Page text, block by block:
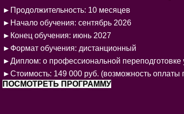
► Продолжительность: 10 месяцев
► Начало обучения: сентябрь 2026
► Конец обучения: июнь 2027
► Формат обучения: дистанционный
►Диплом: о профессиональной переподготовке
►Стоимость: 149 000 руб. (возможность оплаты
ПОСМОТРЕТЬ ПРОГРАММУ